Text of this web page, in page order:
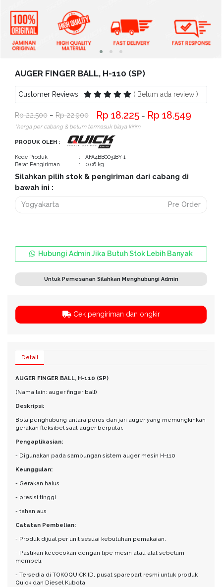
Kritik
Saran
AUGER FINGER BALL, H-110 (SP)
Customer Reviews : ( Belum ada review )
22.500 − 22.900 18.225 − 18.549
*harga per cabang & belum termasuk biaya kirim
PRODUK OLEH :
Kode Produk
: AFA4BB0031BY-1
Berat Pengiriman
: 0.06 kg
Silahkan pilih stok & pengiriman dari cabang di
bawah ini :
Yogyakarta Pre Order
Hubungi Admin Jika Butuh Stok Lebih Banyak
Untuk Pemesanan Silahkan Menghubungi Admin
Cek pengiriman dan ongkir
Detail
AUGER FINGER BALL, H-110 (SP)
(Nama lain: auger finger ball)
Deskripsi:
Bola penghubung antara poros dan jari auger yang memungkinkan
gerakan fleksibel saat auger berputar.
Pengaplikasian:
- Digunakan pada sambungan sistem auger mesin H-110
Keunggulan:
- Gerakan halus
- presisi tinggi
- tahan aus
Catatan Pembelian:
- Produk dijual per unit sesuai kebutuhan pemakaian.
- Pastikan kecocokan dengan tipe mesin atau alat sebelum
membeli.
- Tersedia di TOKOQUICK.ID, pusat sparepart resmi untuk produk
Quick dan Diesel Kubota